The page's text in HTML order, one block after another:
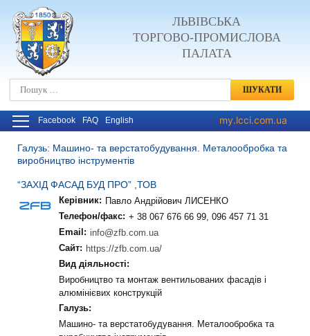
ЛЬВІВСЬКА
ТОРГОВО-ПРОМИСЛОВА
ПАЛАТА
Пошук:
Facebook FAQ English my.lcci.com.ua
Галузь: Машино- та верстатобудування. Металообробка та
виробництво інструментів
“ЗАХІД ФАСАД БУД ПРО” ,ТОВ
Керівник: Павло Андрійович ЛИСЕНКО
Телефон/факс: + 38 067 676 66 99, 096 457 71 31
Email: info@zfb.com.ua
Сайт: https://zfb.com.ua/
Вид діяльності:
Виробництво та монтаж вентильованих фасадів і
алюмінієвих конструкцій
Галузь:
Машино- та верстатобудування. Металообробка та